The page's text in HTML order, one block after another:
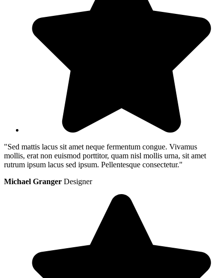
"Sed mattis lacus sit amet neque fermentum congue. Vivamus
mollis, erat non euismod porttitor, quam nisl mollis urna, sit amet
rutrum ipsum lacus sed ipsum. Pellentesque consectetur."
Michael Granger Designer